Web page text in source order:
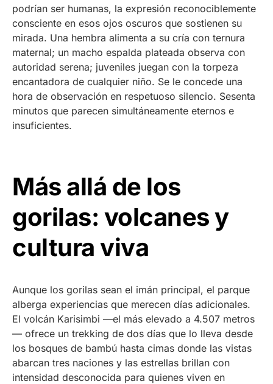
podrían ser humanas, la expresión reconociblemente
consciente en esos ojos oscuros que sostienen su
mirada. Una hembra alimenta a su cría con ternura
maternal; un macho espalda plateada observa con
autoridad serena; juveniles juegan con la torpeza
encantadora de cualquier niño. Se le concede una
hora de observación en respetuoso silencio. Sesenta
minutos que parecen simultáneamente eternos e
insuficientes.
Más allá de los
gorilas: volcanes y
cultura viva
Aunque los gorilas sean el imán principal, el parque
alberga experiencias que merecen días adicionales.
El volcán Karisimbi —el más elevado a 4.507 metros
— ofrece un trekking de dos días que lo lleva desde
los bosques de bambú hasta cimas donde las vistas
abarcan tres naciones y las estrellas brillan con
intensidad desconocida para quienes viven en